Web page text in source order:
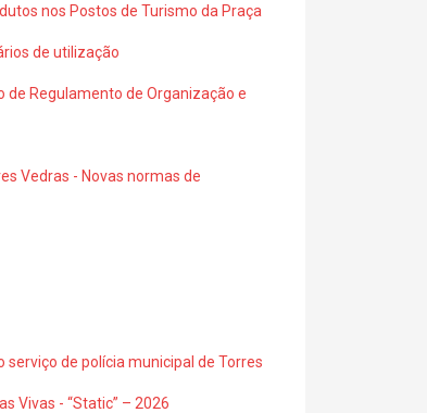
nos Postos de Turismo da Praça
de utilização
de Regulamento de Organização e
Vedras - Novas normas de
de polícia municipal de Torres
Vivas - “Static” – 2026